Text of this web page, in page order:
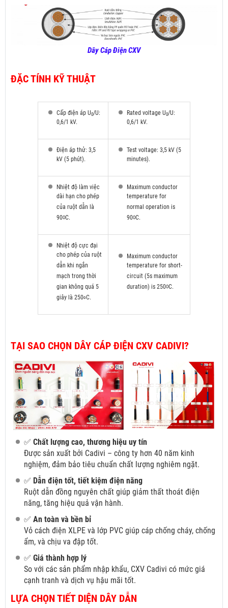
Dây Cáp Điện CXV
ĐẶC TÍNH KỸ THUẬT
Cấp điện áp U0/U:
0,6/1 kV.
Rated voltage U0/U:
0,6/1 kV.
Điện áp thử: 3,5
kV (5 phút).
Test voltage: 3,5 kV (5
minutes).
Nhiệt độ làm việc
dài hạn cho phép
của ruột dẫn là
90OC.
Maximum conductor
temperature for
normal operation is
90OC.
Nhiệt độ cực đại
cho phép của ruột
dẫn khi ngắn
mạch trong thời
gian không quá 5
giây là 250oC.
Maximum conductor
temperature for short-
circuit (5s maximum
duration) is 250OC.
TẠI SAO CHỌN DÂY CÁP ĐIỆN CXV CADIVI?
✅ Chất lượng cao, thương hiệu uy tín
Được sản xuất bởi Cadivi – công ty hơn 40 năm kinh
nghiệm, đảm bảo tiêu chuẩn chất lượng nghiêm ngặt.
✅ Dẫn điện tốt, tiết kiệm điện năng
Ruột dẫn đồng nguyên chất giúp giảm thất thoát điện
năng, tăng hiệu quả vận hành.
✅ An toàn và bền bỉ
Vỏ cách điện XLPE và lớp PVC giúp cáp chống cháy, chống
ẩm, và chịu va đập tốt.
✅ Giá thành hợp lý
So với các sản phẩm nhập khẩu, CXV Cadivi có mức giá
cạnh tranh và dịch vụ hậu mãi tốt.
LỰA CHỌN TIẾT DIỆN DÂY DẪN